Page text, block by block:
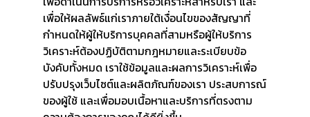
เพื่อให้ผลลัพธ์แก่เราภายใต้เงื่อนไขของสัญญาที่
กำหนดให้ผู้ให้บริการบุคคลที่สามหรือผู้ให้บริการ
วิเคราะห์ต้องปฏิบัติตามกฎหมายและระเบียบข้อ
บังคับทั้งหมด เราใช้ข้อมูลและผลการวิเคราะห์เพื่อ
ปรับปรุงเว็บไซต์และผลิตภัณฑ์ของเรา ประสบการณ์
ของผู้ใช้ และเพื่อมอบเนื้อหาและบริการที่ตรงตาม